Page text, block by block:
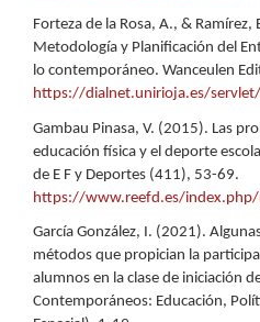
Forteza de la Rosa, A., & Ramírez,
Metodología y Planificación del
lo contemporáneo. Wanceulen
https://dialnet.unirioja.es/
Gambau Pinasa, V. (2015). Las
educación física y el deporte
de E F y Deportes (411), 53-69.
https://www.reefd.es/
García González, I. (2021).
métodos que propician la
alumnos en la clase de iniciación
Contemporáneos: Educación,